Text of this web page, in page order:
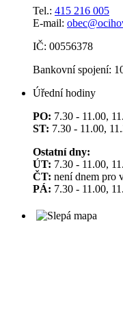
Tel.: 415 216 005
E-mail:
IČ: 00556378
Bankovní spojení:
Úřední hodiny
PO: 7.30 - 11.00,
ST: 7.30 - 11.00,
Ostatní dny:
ÚT: 7.30 - 11.00,
ČT: není dnem pro
PÁ: 7.30 - 11.00,